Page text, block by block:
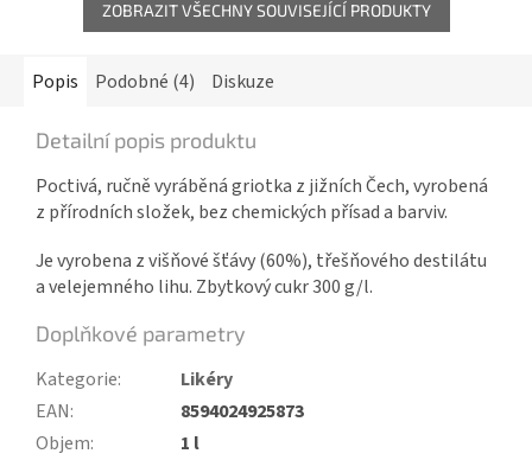
ZOBRAZIT VŠECHNY SOUVISEJÍCÍ PRODUKTY
Popis Podobné (4) Diskuze
Detailní popis produktu
Poctivá, ručně vyráběná griotka z jižních Čech, vyrobená
z přírodních složek, bez chemických přísad a barviv.
Je vyrobena z višňové šťávy (60%), třešňového destilátu
a velejemného lihu. Zbytkový cukr 300 g/l.
Doplňkové parametry
Kategorie:
Likéry
EAN:
8594024925873
Objem:
1 l